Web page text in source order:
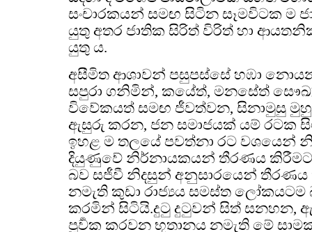
සංචාරකයන් සමඟ සිටින සෑමවිටක ම
යුතු අතර ජාතික සිරිත් විරිත් හා
යුතු ය.
අසීමිත ආශාවන් පසුපස්සේ හඹා
සපුරා ගනිමින්, කයේත්, මනසේත්
විවේකයත් සමඟ ජීවත්වන, සිනාමුසු
ඇසුරු කරන, ජන සමාජයක් යම් රටක
ඉහළ ම තලයේ පවත්නා රට වශයෙන්
දියුණුවේ නිර්නායකයන් තීරණය කිරීමට
බව සජීවී නිදසුන් අනුසාරයෙන්
නමැති කුඩා රාජ්‍යය සමස්ත
කරමින් සිටියි.දුටු දුටුවන් සිත් සනහන,
පූර්‍වක කරවන භූතානය නමැති මේ